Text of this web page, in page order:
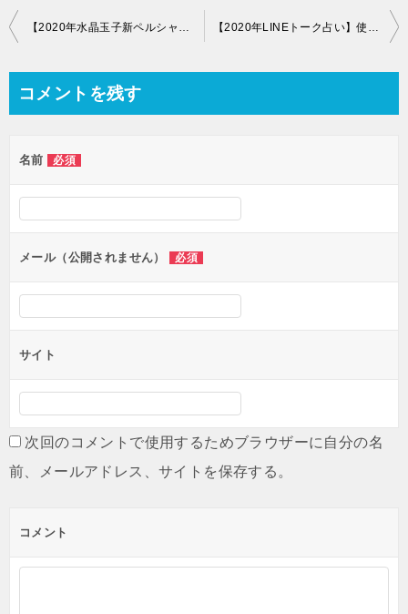
【2020年水晶玉子新ペルシャン占星術】徹底レビュー！危険？詐欺？ 【2020年LINEトーク占い】使ってみた人のホンネを聞いてみた結果
コメントを残す
名前 必須
メール（公開されません） 必須
サイト
次回のコメントで使用するためブラウザーに自分の名
前、メールアドレス、サイトを保存する。
コメント